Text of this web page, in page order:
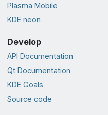
Plasma Mobile
KDE neon
Develop
API Documentation
Qt Documentation
KDE Goals
Source code